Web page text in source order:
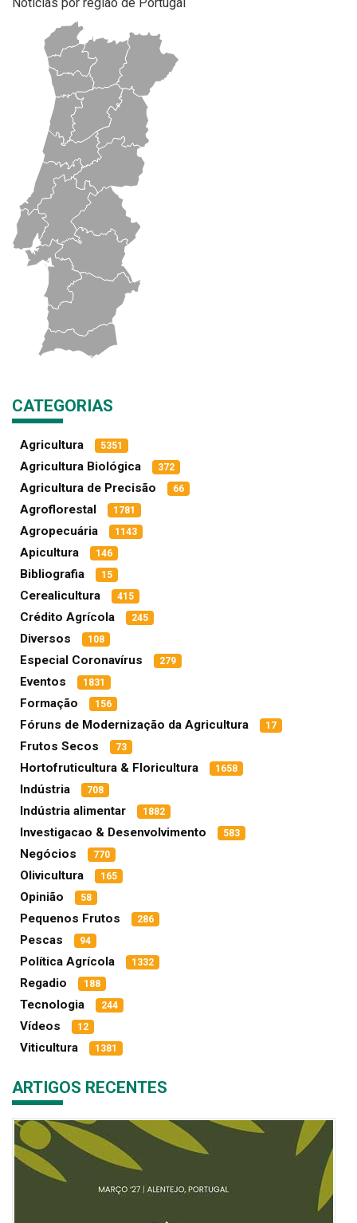
CATEGORIAS
Agricultura 5351
Agricultura Biológica 372
Agricultura de Precisão 66
Agroflorestal 1781
Agropecuária 1143
Apicultura 146
Bibliografia 15
Cerealicultura 415
Crédito Agrícola 245
Diversos 108
Especial Coronavírus 279
Eventos 1831
Formação 156
Fóruns de Modernização da Agricultura 17
Frutos Secos 73
Hortofruticultura & Floricultura 1658
Indústria 708
Indústria alimentar 1882
Investigacao & Desenvolvimento 583
Negócios 770
Olivicultura 165
Opinião 58
Pequenos Frutos 286
Pescas 94
Política Agrícola 1332
Regadio 188
Tecnologia 244
Vídeos 12
Viticultura 1381
ARTIGOS RECENTES